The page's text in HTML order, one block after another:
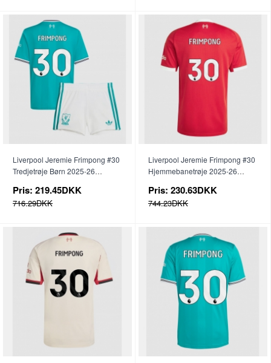
Liverpool Jeremie Frimpong #30
Tredjetrøje Børn 2025-26
Pris: 219.45DKK
716.29DKK
Liverpool Jeremie Frimpong #30
Hjemmebanetrøje 2025-26
Pris: 230.63DKK
744.23DKK